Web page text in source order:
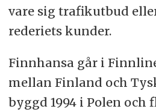
vare sig trafikutbud
rederiets kunder.
Finnhansa går i
mellan Finland och
byggd 1994 i Polen och